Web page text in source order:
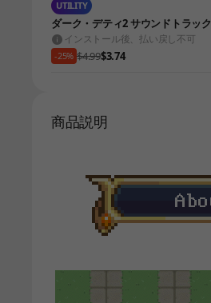
UTILITY
ダーク・デティ2 サウンドトラック
インストール後、払い戻し不可
-25% $4.99$3.74
商品説明